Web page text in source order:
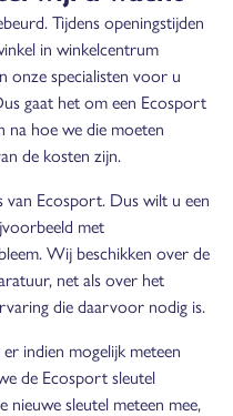
Tijdens openingstijden
in winkelcentrum
onze specialisten voor u
gaat het om een Ecosport
na hoe we die moeten
de kosten zijn.
Ecosport. Dus wilt u een
met
Wij beschikken over de
net als over het
die daarvoor nodig is.
indien mogelijk meteen
de Ecosport sleutel
sleutel meteen mee,